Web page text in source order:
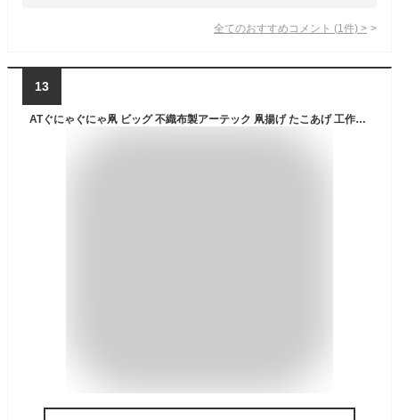
全てのおすすめコメント (1 件) >
13
ATぐにゃぐにゃ凧 ビッグ 不織布製アーテック 凧揚げ たこあげ 工作キット 伝承玩具 手作り凧 お正月 お絵かき 凧糸